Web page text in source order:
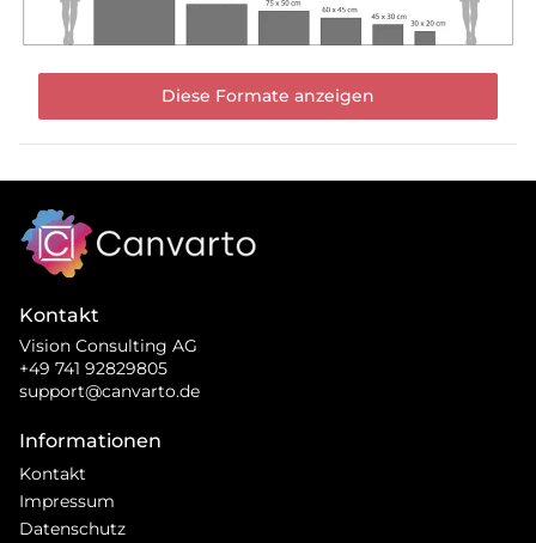
Diese Formate anzeigen
Kontakt
Vision Consulting AG
+49 741 92829805
support@canvarto.de
Informationen
Kontakt
Impressum
Datenschutz